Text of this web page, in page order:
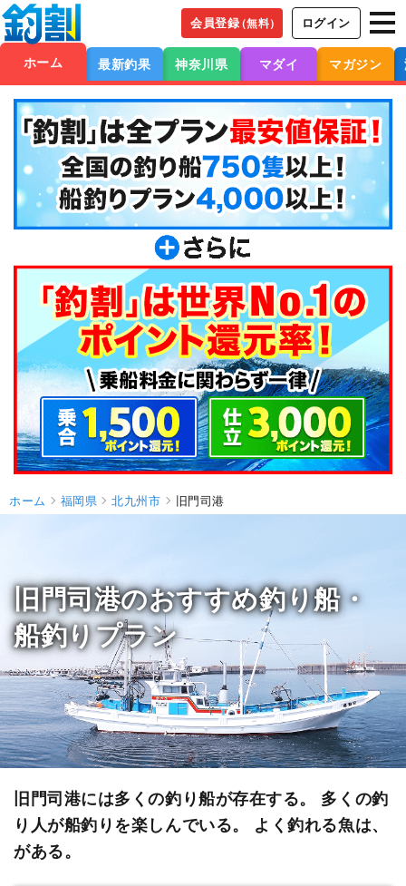
会員登録（無料） ログイン
ホーム 最新釣果 神奈川県 マダイ マガジン
ホーム 福岡県 北九州市 旧門司港
旧門司港のおすすめ釣り船・
船釣りプラン
旧門司港には多くの釣り船が存在する。 多くの釣
り人が船釣りを楽しんでいる。 よく釣れる魚は、
がある。